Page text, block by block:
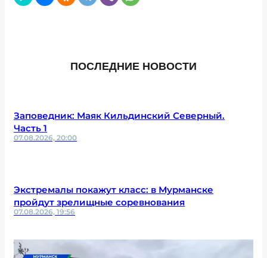
ПОСЛЕДНИЕ НОВОСТИ
Заповедник: Маяк Кильдинский Северный.
Часть 1
07.08.2026, 20:00
Экстремалы покажут класс: в Мурманске
пройдут зрелищные соревнования
07.08.2026, 19:56